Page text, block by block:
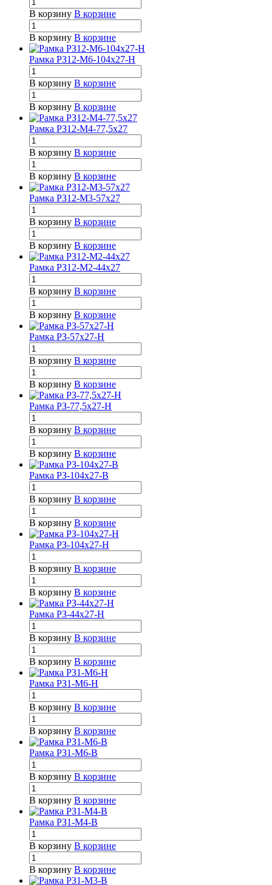
В корзину В корзине
В корзину В корзине
Рамка РЗ12-М6-104х27-Н
В корзину В корзине
В корзину В корзине
Рамка РЗ12-М4-77,5х27
В корзину В корзине
В корзину В корзине
Рамка РЗ12-М3-57х27
В корзину В корзине
В корзину В корзине
Рамка РЗ12-М2-44х27
В корзину В корзине
В корзину В корзине
Рамка РЗ-57х27-Н
В корзину В корзине
В корзину В корзине
Рамка РЗ-77,5х27-Н
В корзину В корзине
В корзину В корзине
Рамка РЗ-104х27-В
В корзину В корзине
В корзину В корзине
Рамка РЗ-104х27-Н
В корзину В корзине
В корзину В корзине
Рамка РЗ-44х27-Н
В корзину В корзине
В корзину В корзине
Рамка РЗ1-М6-Н
В корзину В корзине
В корзину В корзине
Рамка РЗ1-М6-В
В корзину В корзине
В корзину В корзине
Рамка РЗ1-М4-В
В корзину В корзине
В корзину В корзине